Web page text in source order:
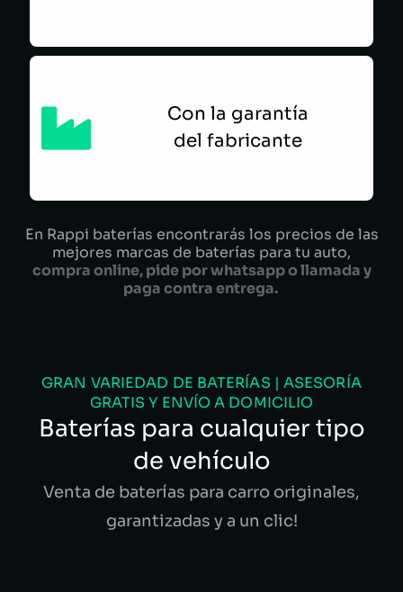
Con la garantía
del fabricante
En Rappi baterías encontrarás los precios de las
mejores marcas de baterías para tu auto,
compra online, pide por whatsapp o llamada y
paga contra entrega.
GRAN VARIEDAD DE BATERÍAS | ASESORÍA
GRATIS Y ENVÍO A DOMICILIO
Baterías para cualquier tipo
de vehículo
Venta de baterías para carro originales,
garantizadas y a un clic!